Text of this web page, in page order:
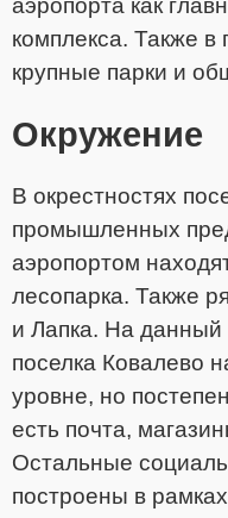
аэропорта как
комплекса. Также в
крупные парки и
Окружение
В окрестностях
промышленных
аэропортом
лесопарка. Также
и Лапка. На данный
поселка Ковалево
уровне, но
есть почта,
Остальные
построены в